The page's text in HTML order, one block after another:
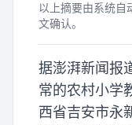
以上摘要由系统自
文确认。
据澎湃新闻报
常的农村小学
西省吉安市永